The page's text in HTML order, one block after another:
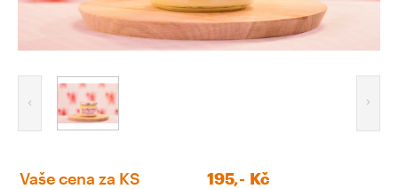
Vaše cena za KS 195,- Kč